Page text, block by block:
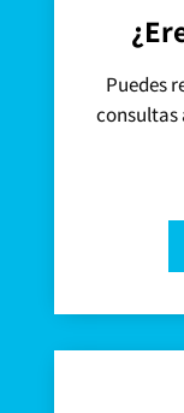
Puedes
consultas